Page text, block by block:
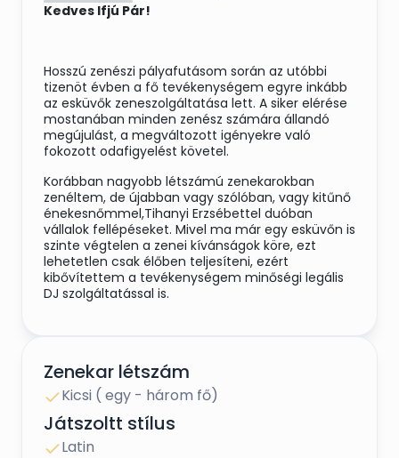
Kedves Ifjú Pár!
Hosszú zenészi pályafutásom során az utóbbi
tizenöt évben a fő tevékenységem egyre inkább
az esküvők zeneszolgáltatása lett. A siker elérése
mostanában minden zenész számára állandó
megújulást, a megváltozott igényekre való
fokozott odafigyelést követel.
Korábban nagyobb létszámú zenekarokban
zenéltem, de újabban vagy szólóban, vagy kitűnő
énekesnőmmel,Tihanyi Erzsébettel duóban
vállalok fellépéseket. Mivel ma már egy esküvőn is
szinte végtelen a zenei kívánságok köre, ezt
lehetetlen csak élőben teljesíteni, ezért
kibővítettem a tevékenységem minőségi legális
DJ szolgáltatással is.
főleg kisebb esküvőkön.
Teljes zenei stílusválaszték, előre egyeztetett
műsor, a kívánságok teljesítése a helyszínen is.
Kültéri szertartás felár nélküli hangosítása.
Zenekar létszám
Kicsi ( egy - három fő)
Játszoltt stílus
Latin